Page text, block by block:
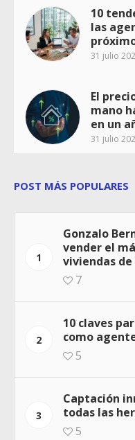
10
las
31 julio
El
mano
en un
31 julio
POST MÁS POPULARES
1
Gonzalo
vender el
viviendas
7
2
10 claves
como
5
3
Captación
todas las
5